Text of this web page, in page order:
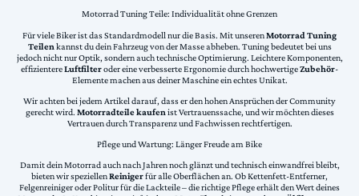
Motorrad Tuning Teile: Individualität ohne Grenzen
Für viele Biker ist das Standardmodell nur die Basis. Mit unserenMotorrad Tuning
Teilen kannst du dein Fahrzeug von der Masse abheben. Tuning bedeutet bei uns
jedoch nicht nur Optik, sondern auch technische Optimierung. Leichtere Komponenten,
effizientereLuftfilteroder eine verbesserte Ergonomie durch hochwertigeZubehör-
Elemente machen aus deiner Maschine ein echtes Unikat.
Wir achten bei jedem Artikel darauf, dass er den hohen Ansprüchen der Community
gerecht wird. Motorradteile kaufen ist Vertrauenssache, und wir möchten dieses
Vertrauen durch Transparenz und Fachwissen rechtfertigen.
Pflege und Wartung: Länger Freude am Bike
Damit dein Motorrad auch nach Jahren noch glänzt und technisch einwandfrei bleibt,
bieten wir speziellenReinigerfür alle Oberflächen an. Ob Kettenfett-Entferner,
Felgenreiniger oder Politur für die Lackteile – die richtige Pflege erhält den Wert deines